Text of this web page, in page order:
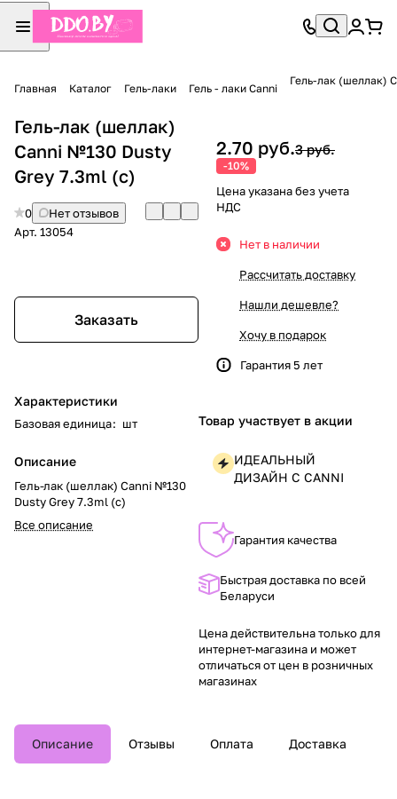
Главная Каталог Гель-лаки Гель - лаки Canni
Гель-лак (шеллак)
Гель-лак (шеллак)
Canni №130 Dusty
Grey 7.3ml (с)
0
Нет отзывов
Арт. 13054
Заказать
Характеристики
Базовая единица: шт
Описание
Гель-лак (шеллак) Canni №130
Dusty Grey 7.3ml (с)
Все описание
2.70 руб.3 руб.
-10%
Цена указана без учета
НДС
Нет в наличии
Рассчитать доставку
Нашли дешевле?
Хочу в подарок
Гарантия 5 лет
Товар участвует в акции
ИДЕАЛЬНЫЙ
ДИЗАЙН С CANNI
Гарантия качества
Быстрая доставка по всей
Беларуси
Цена действительна только для
интернет-магазина и может
отличаться от цен в розничных
магазинах
Описание Отзывы Оплата Доставка